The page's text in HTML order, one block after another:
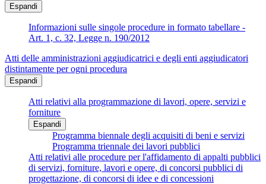
Espandi
Informazioni sulle singole procedure in formato tabellare -
Art. 1, c. 32, Legge n. 190/2012
Atti delle amministrazioni aggiudicatrici e degli enti aggiudicatori
distintamente per ogni procedura
Espandi
Atti relativi alla programmazione di lavori, opere, servizi e
forniture
Espandi
Programma biennale degli acquisiti di beni e servizi
Programma triennale dei lavori pubblici
Atti relativi alle procedure per l'affidamento di appalti pubblici
di servizi, forniture, lavori e opere, di concorsi pubblici di
progettazione, di concorsi di idee e di concessioni